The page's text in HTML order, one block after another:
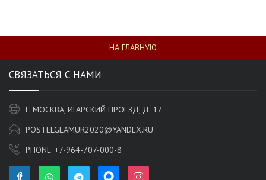
НА ГЛАВНУЮ
СВЯЗАТЬСЯ С НАМИ
Г. МОСКВА, ИГАРСКИЙ ПРОЕЗД, Д. 17
POSTELGLAMUR2020@YANDEX.RU
PHONE: +7-964-707-000-8